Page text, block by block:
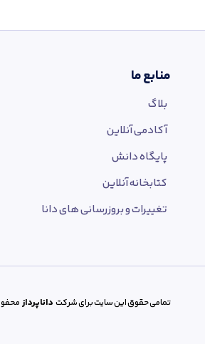
منابع ما
بلاگ
آکادمی آنلاین
پایگاه دانش
کتابخانه آنلاین
تغییرات و بروزرسانی های دانا
تمامی حقوق این سایت برای شرکت داناپرداز